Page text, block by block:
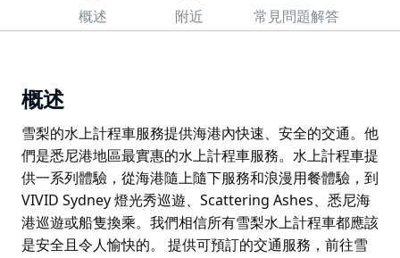
概述 附近 常見問題解答
概述
雪梨的水上計程車服務提供海港內快速、安全的交通。他
們是悉尼港地區最實惠的水上計程車服務。水上計程車提
供一系列體驗，從海港隨上隨下服務和浪漫用餐體驗，到
VIVID Sydney 燈光秀巡遊、Scattering Ashes、悉尼海
港巡遊或船隻換乘。我們相信所有雪梨水上計程車都應該
是安全且令人愉快的。 提供可預訂的交通服務，前往雪